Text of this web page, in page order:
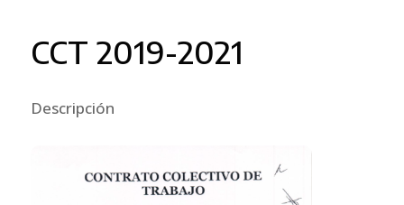
CCT 2019-2021
Descripción